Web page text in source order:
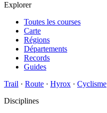
Explorer
Toutes les courses
Carte
Régions
Départements
Records
Guides
Trail · Route · Hyrox · Cyclisme
Disciplines